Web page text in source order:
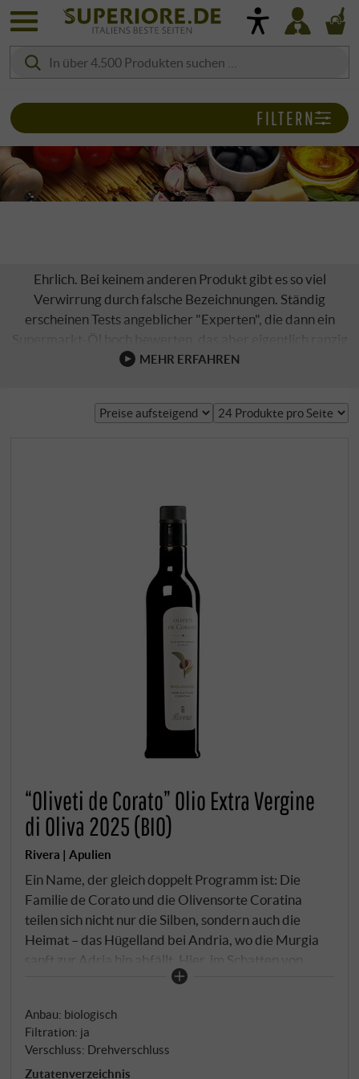
Ehrlich. Bei keinem anderen Produkt gibt es so viel
Verwirrung durch falsche Bezeichnungen. Ständig
erscheinen Tests angeblicher "Experten", die dann ein
Supermarkt-Öl hoch bewerten, das aber eigentlich ranzig
riecht. Dabei gibt es strenge Vorschriften, die allerdings
der im Handel erhältlichen Extra Vergine verdienen diese
Bezeichnung gar nicht. Kaum zu glauben. Stimmt aber.
MEHR ERFAHREN
FILTERN
“Oliveti de Corato” Olio Extra Vergine
di Oliva 2025 (BIO)
Rivera | Apulien
Ein Name, der gleich doppelt Programm ist: Die
Familie de Corato und die Olivensorte Coratina
teilen sich nicht nur die Silben, sondern auch die
Heimat – das Hügelland bei Andria, wo die Murgia
sanft zur Adria hin abfällt. Hier, im Schatten von
Friedrich II. legendärem Castel del Monte,
jahrhundertealte Olivenhaine. Die Coratina gilt als
eine der kraftvollsten Sorten Italiens: phenolreich,
intensiv, mit jener markanten Bitternote, die Kenner
Anbau: biologisch
Filtration: ja
Verschluss: Drehverschluss
Zutatenverzeichnis